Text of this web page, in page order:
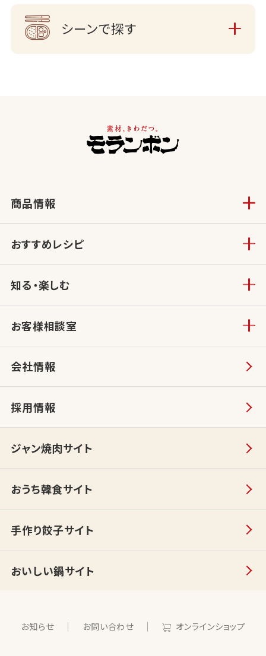
シーンで探す
商品情報
おすすめレシピ
知る・楽しむ
お客様相談室
会社情報
採用情報
ジャン焼肉サイト
おうち韓食サイト
手作り餃子サイト
おいしい鍋サイト
お知らせ お問い合わせ オンラインショップ